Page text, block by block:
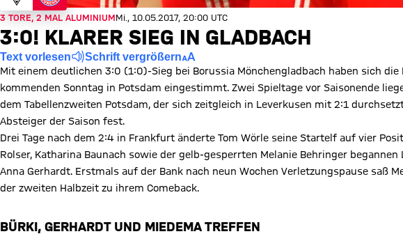
3 TORE, 2 MAL ALUMINIUMMi., 10.05.2017, 20:00 UTC
3:0! KLARER SIEG IN GLADBACH
Text vorlesen Schrift vergrößern
Mit einem deutlichen 3:0 (1:0)-Sieg bei Borussia Mönchengladbach haben sich die
kommenden Sonntag in Potsdam eingestimmt. Zwei Spieltage vor Saisonende
dem Tabellenzweiten Potsdam, der sich zeitgleich in Leverkusen mit 2:1
Absteiger der Saison fest.
Drei Tage nach dem 2:4 in Frankfurt änderte Tom Wörle seine Startelf auf vier
Rolser, Katharina Baunach sowie der gelb-gesperrten Melanie Behringer begannen
Anna Gerhardt. Erstmals auf der Bank nach neun Wochen Verletzungspause saß
der zweiten Halbzeit zu ihrem Comeback.
BÜRKI, GERHARDT UND MIEDEMA TREFFEN